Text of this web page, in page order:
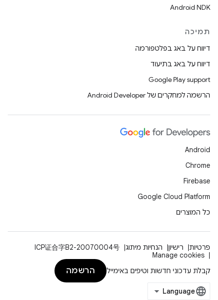
Android NDK
תמיכה
דיווח על באג בפלטפורמה
דיווח על באג בתיעוד
Google Play support
הרשמה למחקרים של Android Developer
Android
Chrome
Firebase
Google Cloud Platform
כל המוצרים
פרטיות רישיון הנחיות מיתוג
ICP证合字B2-20070004号
Manage cookies
קבלת עדכוני חדשות וטיפים באימייל
הרשמה